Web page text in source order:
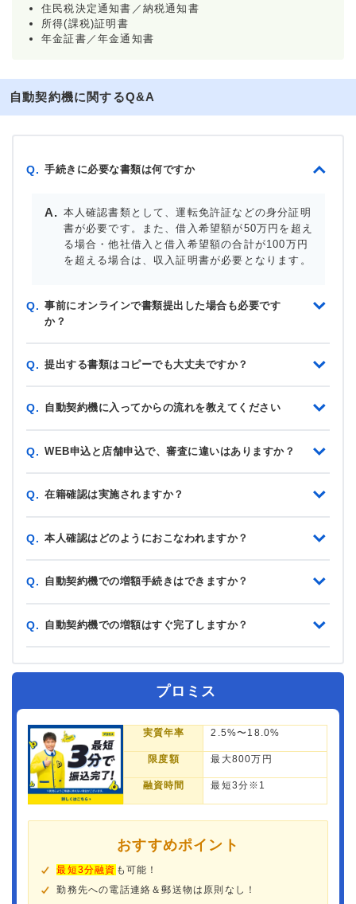
住民税決定通知書／納税通知書
所得(課税)証明書
年金証書／年金通知書
自動契約機に関するQ&A
Q. 手続きに必要な書類は何ですか
本人確認書類として、運転免許証などの身分証明
書が必要です。また、借入希望額が50万円を超え
る場合・他社借入と借入希望額の合計が100万円
を超える場合は、収入証明書が必要となります。
Q. 事前にオンラインで書類提出した場合も必要です
か？
Q. 提出する書類はコピーでも大丈夫ですか？
Q. 自動契約機に入ってからの流れを教えてください
Q. WEB申込と店舗申込で、審査に違いはありますか？
Q. 在籍確認は実施されますか？
Q. 本人確認はどのようにおこなわれますか？
Q. 自動契約機での増額手続きはできますか？
Q. 自動契約機での増額はすぐ完了しますか？
プロミス
実質年率 2.5%〜18.0%
限度額 最大800万円
融資時間 最短3分※1
おすすめポイント
最短3分融資 も可能！
勤務先への電話連絡＆郵送物は原則なし！